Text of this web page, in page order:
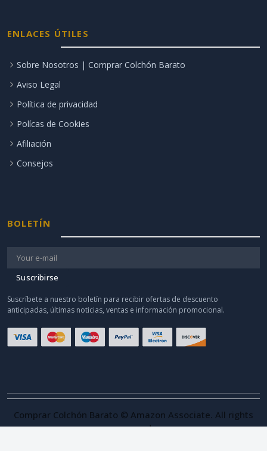
ENLACES ÚTILES
Sobre Nosotros | Comprar Colchón Barato
Aviso Legal
Política de privacidad
Polícas de Cookies
Afiliación
Consejos
BOLETÍN
Suscribirse
Suscríbete a nuestro boletín para recibir ofertas de descuento
anticipadas, últimas noticias, ventas e información promocional.
Comprar Colchón Barato © Amazon Associate. All rights
reserved.